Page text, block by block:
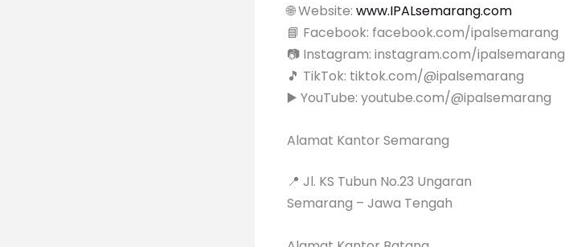
🌐 Website: www.IPALsemarang.com
📘 Facebook: facebook.com/ipalsemarang
📷 Instagram: instagram.com/ipalsemarang
🎵 TikTok: tiktok.com/@ipalsemarang
▶️ YouTube: youtube.com/@ipalsemarang
Alamat Kantor Semarang
📍 Jl. KS Tubun No.23 Ungaran
Semarang – Jawa Tengah